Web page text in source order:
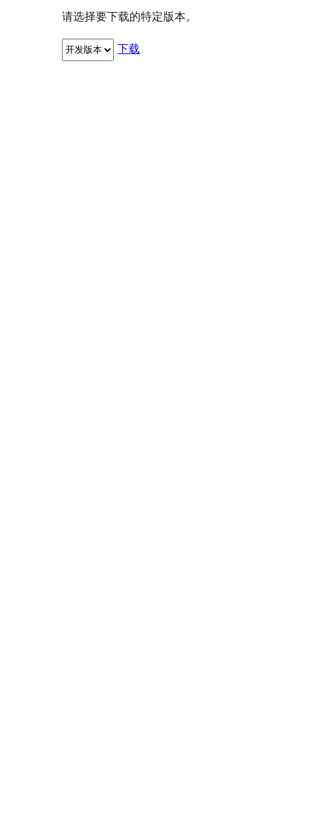
请选择要下载的特定版本。
下载